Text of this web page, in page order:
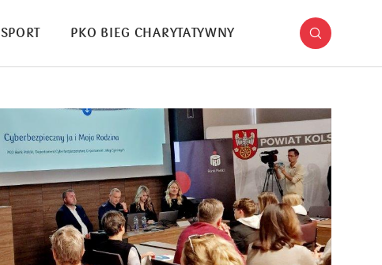
SPORT PKO BIEG CHARYTATYWNY